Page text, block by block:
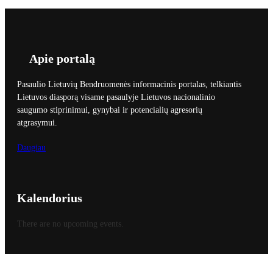
Apie portalą
Pasaulio Lietuvių Bendruomenės informacinis portalas, telkiantis
Lietuvos diasporą visame pasaulyje Lietuvos nacionalinio
saugumo stiprinimui, gynybai ir potencialių agresorių
atgrasymui.
Daugiau
Kalendorius
There are no upcoming events.